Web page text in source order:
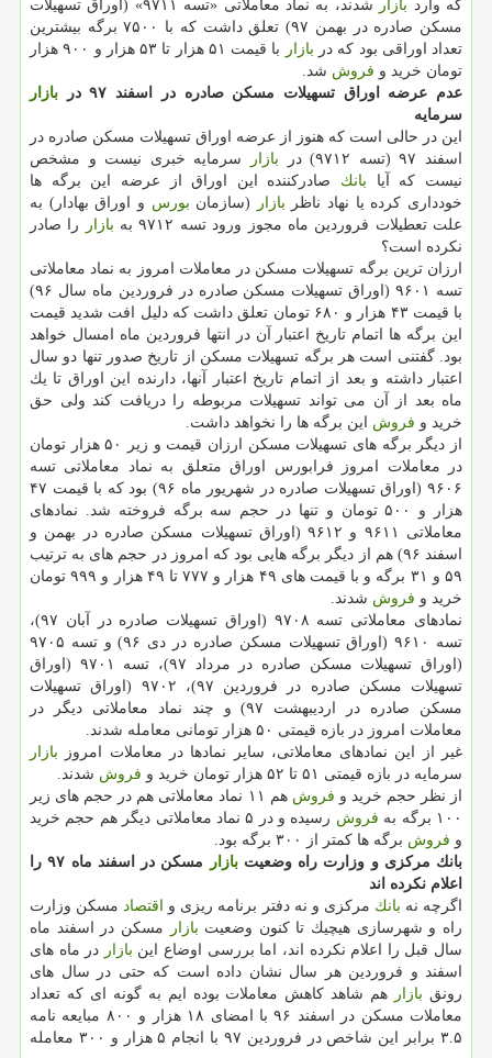
كه وارد بازار
شدند، به نماد معاملاتی «تسه ۹۷۱۱» (اوراق تسهیلات
مسكن صادره در بهمن ۹۷) تعلق داشت كه با ۷۵۰۰ برگه بیشترین
تعداد اوراقی بود كه در بازار
با قیمت ۵۱ هزار تا ۵۳ هزار و ۹۰۰ هزار
تومان خرید و فروش شد.
عدم عرضه اوراق تسهیلات مسكن صادره در اسفند ۹۷ در
بازار
سرمایه
این در حالی است كه هنوز از عرضه اوراق تسهیلات مسكن صادره در
اسفند ۹۷ (تسه ۹۷۱۲) در
بازار
سرمایه خبری نیست و مشخص
نیست كه آیا بانك صادركننده این اوراق از عرضه این برگه ها
خودداری كرده یا نهاد ناظر بازار (سازمان بورس و اوراق بهادار) به
علت تعطیلات فروردین ماه مجوز ورود تسه ۹۷۱۲ به
بازار
را صادر
نكرده است؟
ارزان ترین برگه تسهیلات مسكن در معاملات امروز به نماد معاملاتی
تسه ۹۶۰۱ (اوراق تسهیلات مسكن صادره در فروردین ماه سال ۹۶)
با قیمت ۴۳ هزار و ۶۸۰ تومان تعلق داشت كه دلیل افت شدید قیمت
این برگه ها اتمام تاریخ اعتبار آن در انتها فروردین ماه امسال خواهد
بود. گفتنی است هر برگه تسهیلات مسكن از تاریخ صدور تنها دو سال
اعتبار داشته و بعد از اتمام تاریخ اعتبار آنها، دارنده این اوراق تا یك
ماه بعد از آن می تواند تسهیلات مربوطه را دریافت كند ولی حق
خرید و فروش این برگه ها را نخواهد داشت.
از دیگر برگه های تسهیلات مسكن ارزان قیمت و زیر ۵۰ هزار تومان
در معاملات امروز فرابورس اوراق متعلق به نماد معاملاتی تسه
۹۶۰۶ (اوراق تسهیلات صادره در شهریور ماه ۹۶) بود كه با قیمت ۴۷
هزار و ۵۰۰ تومان و تنها در حجم سه برگه فروخته شد. نمادهای
معاملاتی ۹۶۱۱ و ۹۶۱۲ (اوراق تسهیلات مسكن صادره در بهمن و
اسفند ۹۶) هم از دیگر برگه هایی بود كه امروز در حجم های به ترتیب
۵۹ و ۳۱ برگه و با قیمت های ۴۹ هزار و ۷۷۷ تا ۴۹ هزار و ۹۹۹ تومان
خرید و فروش شدند.
نمادهای معاملاتی تسه ۹۷۰۸ (اوراق تسهیلات صادره در آبان ۹۷)،
تسه ۹۶۱۰ (اوراق تسهیلات مسكن صادره در دی ۹۶) و تسه ۹۷۰۵
(اوراق تسهیلات مسكن صادره در مرداد ۹۷)، تسه ۹۷۰۱ (اوراق
تسهیلات مسكن صادره در فروردین ۹۷)، ۹۷۰۲ (اوراق تسهیلات
مسكن صادره در اردیبهشت ۹۷) و چند نماد معاملاتی دیگر در
معاملات امروز در بازه قیمتی ۵۰ هزار تومانی معامله شدند.
غیر از این نمادهای معاملاتی، سایر نمادها در معاملات امروز بازار
سرمایه در بازه قیمتی ۵۱ تا ۵۲ هزار تومان خرید و
فروش شدند.
از نظر حجم خرید و فروش
هم ۱۱ نماد معاملاتی هم در حجم های زیر
۱۰۰ برگه به
فروش
رسیده و در ۵ نماد معاملاتی دیگر هم حجم خرید
و فروش برگه ها كمتر از ۳۰۰ برگه بود.
بانك مركزی و وزارت راه وضعیتبازار
مسكن در اسفند ماه ۹۷ را
اعلام نكرده اند
اگرچه نه بانك مركزی و نه دفتر برنامه ریزی و اقتصاد مسكن وزارت
راه و شهرسازی هیچیك تا كنون وضعیت بازار
مسكن در اسفند ماه
سال قبل را اعلام نكرده اند، اما بررسی اوضاع این بازار در ماه های
اسفند و فروردین هر سال نشان داده است كه حتی در سال های
رونق بازار
هم شاهد كاهش معاملات بوده ایم به گونه ای كه تعداد
معاملات مسكن در اسفند ۹۶ با امضای ۱۸ هزار و ۸۰۰ مبایعه نامه
۳.۵ برابر این شاخص در فروردین ۹۷ با انجام ۵ هزار و ۳۰۰ معامله